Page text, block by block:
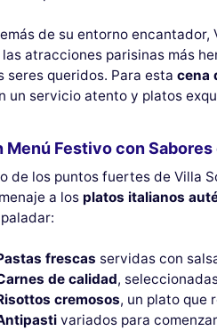
de su entorno encantador,
atracciones parisinas más
seres queridos. Para esta cena
un servicio atento y platos
Menú Festivo con Sabores
de los puntos fuertes de Villa
a los platos italianos
frescas servidas con
de calidad,
cremosos, un plato que
variados para